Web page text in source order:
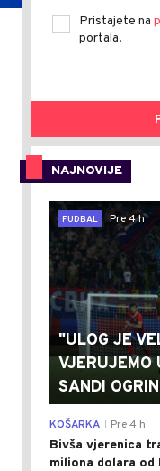
Pristajete na
portala.
NAJNOVIJE
FUDBAL
Pre 4 h
"ULOG JE
SANDI
KOŠARKA Pre 4 h
Bivša vjerenica
miliona dolara od